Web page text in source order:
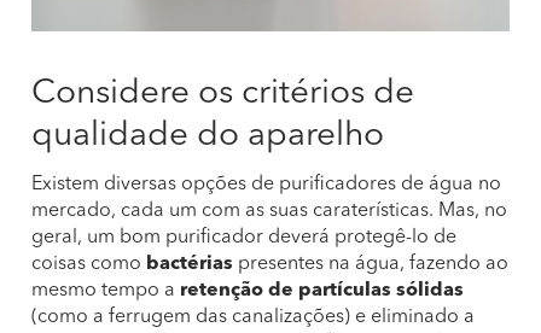
Considere os critérios de
qualidade do aparelho
Existem diversas opções de purificadores de água no
mercado, cada um com as suas caraterísticas. Mas, no
geral, um bom purificador deverá protegê-lo de
coisas como bactérias presentes na água, fazendo ao
mesmo tempo a retenção de partículas sólidas
(como a ferrugem das canalizações) e eliminado a